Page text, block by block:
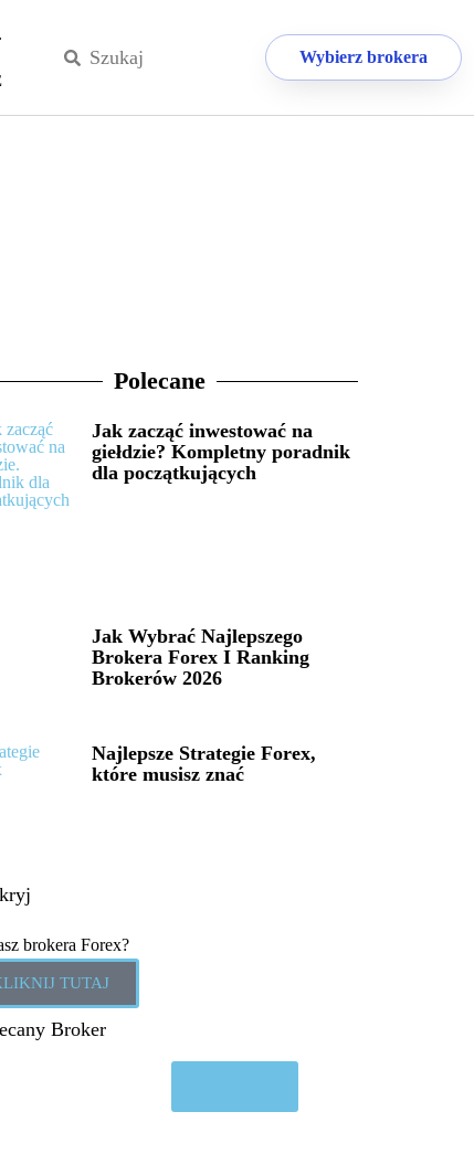
Wybierz brokera
Polecane
Jak zacząć inwestować na
giełdzie? Kompletny poradnik
dla początkujących
Jak Wybrać Najlepszego
Brokera Forex I Ranking
Brokerów 2026
Najlepsze Strategie Forex,
które musisz znać
brokera Forex?
TUTAJ
Broker